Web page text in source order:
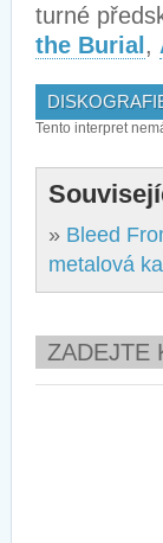
turné
the Burial ,
Tento interpret
» Bleed
metalová
ZADEJTE